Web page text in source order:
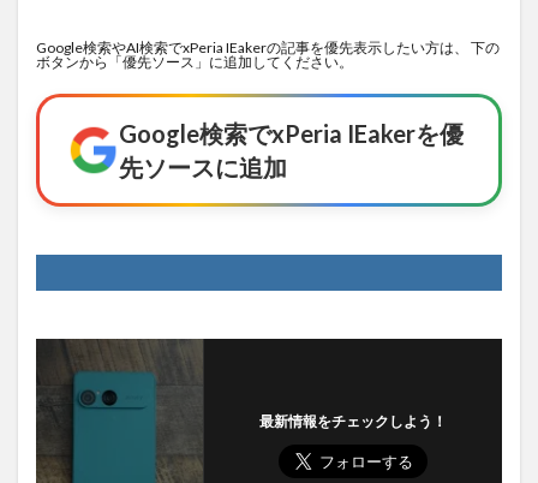
Google検索やAI検索でxPeria IEakerの記事を優先表示したい方は、 下の
ボタンから「優先ソース」に追加してください。
Google検索でxPeria IEakerを優
先ソースに追加
最新情報をチェックしよう！